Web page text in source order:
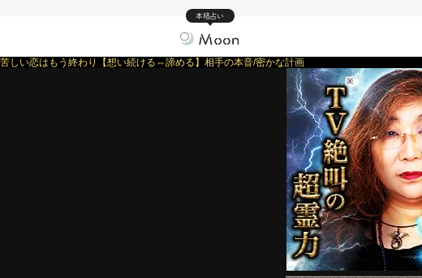
本格占い
苦しい恋はもう終わり【想い続ける⇔諦める】相手の本音/密かな計画